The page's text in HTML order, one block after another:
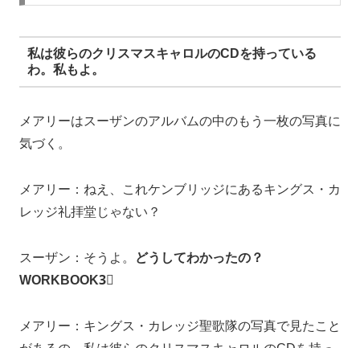
私は彼らのクリスマスキャロルのCDを持っている
わ。私もよ。
メアリーはスーザンのアルバムの中のもう一枚の写真に
気づく。
メアリー：ねえ、これケンブリッジにあるキングス・カ
レッジ礼拝堂じゃない？
スーザン：そうよ。
どうしてわかったの？
WORKBOOK3⃣
メアリー：キングス・カレッジ聖歌隊の写真で見たこと